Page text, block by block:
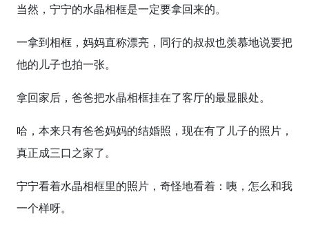
当然，宁宁的水晶相框是一定要拿回来的。
一拿到相框，妈妈直称漂亮，同行的叔叔也羡慕地说要把
他的儿子也拍一张。
拿回家后，爸爸把水晶相框挂在了客厅的最显眼处。
哈，本来只有爸爸妈妈的结婚照，现在有了儿子的照片，
真正成三口之家了。
宁宁看着水晶相框里的照片，奇怪地看着：咦，怎么和我
一个样呀。